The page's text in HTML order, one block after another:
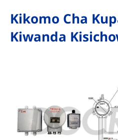
Kikomo Cha
Kiwanda